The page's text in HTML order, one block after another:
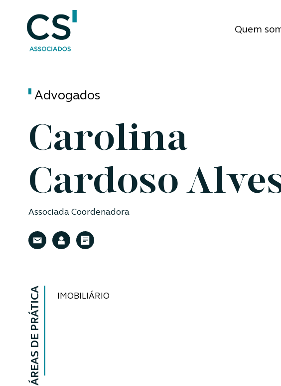
Quem
Advogados
Carolina
Cardoso
Associada Coordenadora
ÁREAS DE PRÁTICA IMOBILIÁRIO